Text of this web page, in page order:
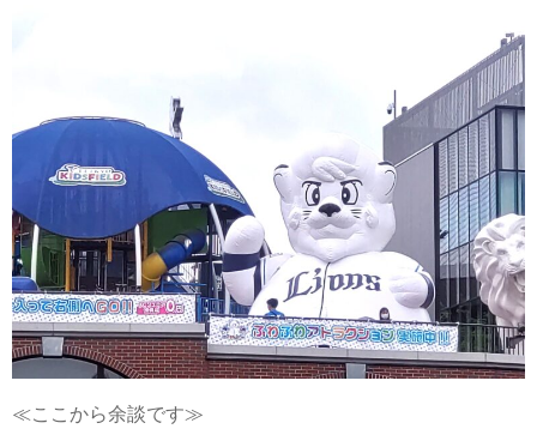
≪ここから余談です≫